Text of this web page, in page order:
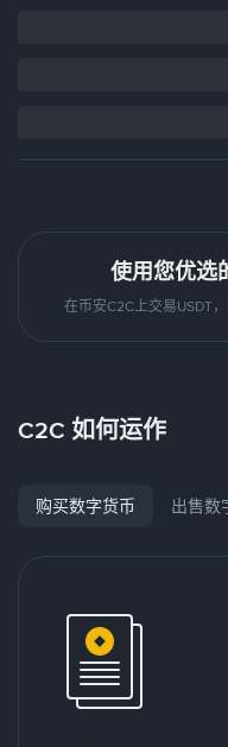
使用您优选
在币安C2C上交易USDT
C2C 如何运作
购买数字货币 出售数